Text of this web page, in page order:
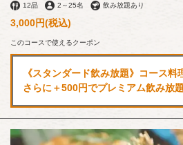
12品 2 ～25名 飲み放題あり
3,000円(税込)
このコースで使えるクーポン
《スタンダード飲み放題》コース
さらに＋500円でプレミアム飲み放